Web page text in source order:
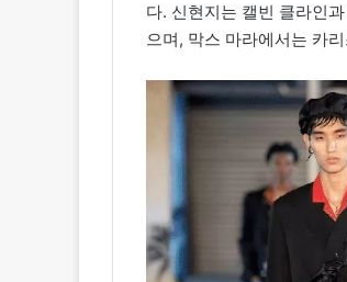
다. 신현지는 캘빈 클라인
으며, 막스 마라에서는 카